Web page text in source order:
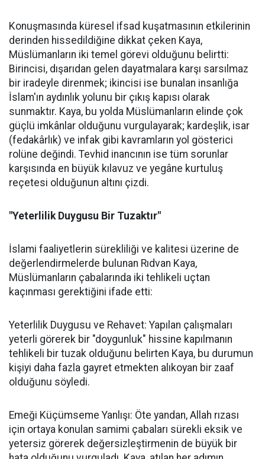
Konuşmasında küresel ifsad kuşatmasının etkilerinin
derinden hissedildiğine dikkat çeken Kaya,
Müslümanların iki temel görevi olduğunu belirtti:
Birincisi, dışarıdan gelen dayatmalara karşı sarsılmaz
bir iradeyle direnmek; ikincisi ise bunalan insanlığa
İslam'ın aydınlık yolunu bir çıkış kapısı olarak
sunmaktır. Kaya, bu yolda Müslümanların elinde çok
güçlü imkânlar olduğunu vurgulayarak; kardeşlik, isar
(fedakârlık) ve infak gibi kavramların yol gösterici
rolüne değindi. Tevhid inancının ise tüm sorunlar
karşısında en büyük kılavuz ve yegâne kurtuluş
reçetesi olduğunun altını çizdi.
"Yeterlilik Duygusu Bir Tuzaktır"
İslami faaliyetlerin sürekliliği ve kalitesi üzerine de
değerlendirmelerde bulunan Rıdvan Kaya,
Müslümanların çabalarında iki tehlikeli uçtan
kaçınması gerektiğini ifade etti:
Yeterlilik Duygusu ve Rehavet: Yapılan çalışmaları
yeterli görerek bir "doygunluk" hissine kapılmanın
tehlikeli bir tuzak olduğunu belirten Kaya, bu durumun
kişiyi daha fazla gayret etmekten alıkoyan bir zaaf
olduğunu söyledi.
Emeği Küçümseme Yanlışı: Öte yandan, Allah rızası
için ortaya konulan samimi çabaları sürekli eksik ve
yetersiz görerek değersizleştirmenin de büyük bir